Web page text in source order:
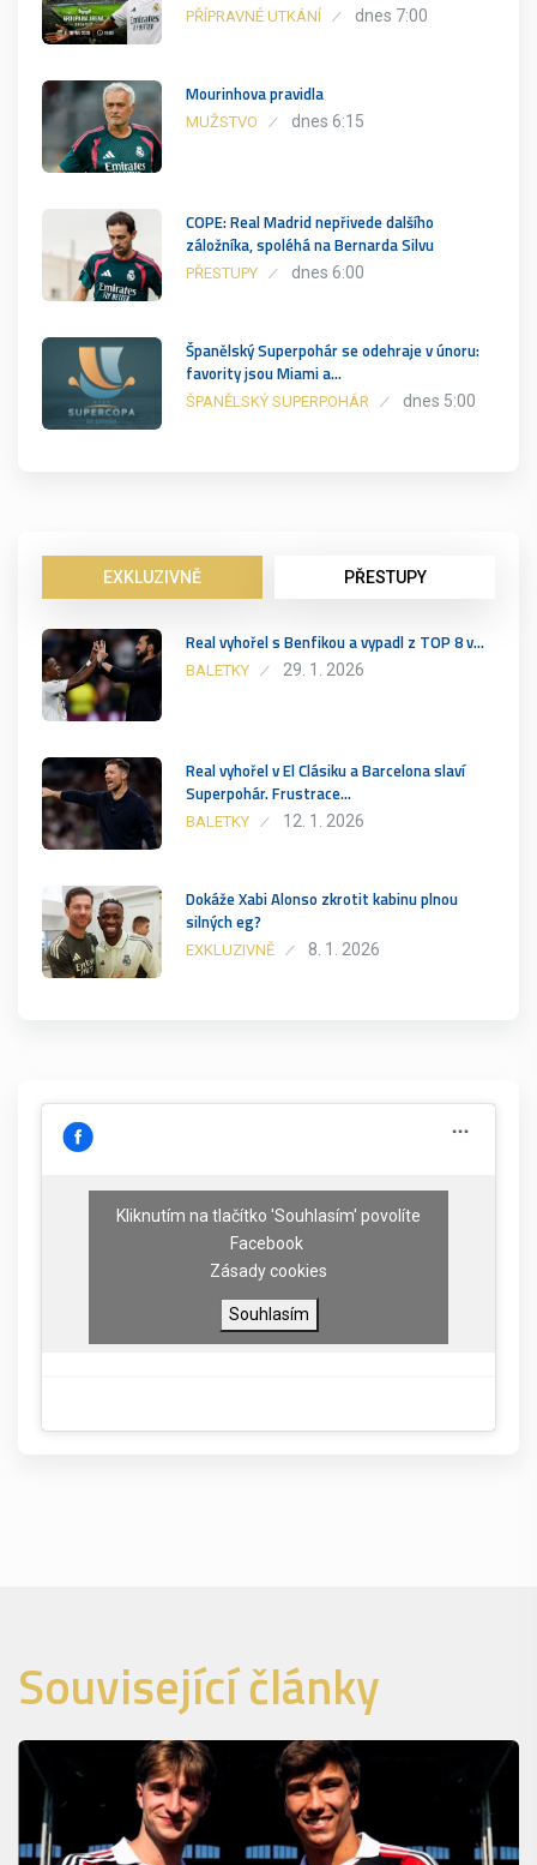
PŘÍPRAVNÉ UTKÁNÍ dnes 7:00
Mourinhova pravidla
MUŽSTVO dnes 6:15
COPE: Real Madrid nepřivede dalšího
záložníka, spoléhá na Bernarda Silvu
PŘESTUPY dnes 6:00
Španělský Superpohár se odehraje v únoru:
favority jsou Miami a…
ŠPANĚLSKÝ SUPERPOHÁR dnes 5:00
EXKLUZIVNĚ PŘESTUPY
Real vyhořel s Benfikou a vypadl z TOP 8 v…
BALETKY 29. 1. 2026
Real vyhořel v El Clásiku a Barcelona slaví
Superpohár. Frustrace…
BALETKY 12. 1. 2026
Dokáže Xabi Alonso zkrotit kabinu plnou
silných eg?
EXKLUZIVNĚ 8. 1. 2026
Kliknutím na tlačítko 'Souhlasím' povolíte
Facebook
Zásady cookies
Souhlasím
Související články